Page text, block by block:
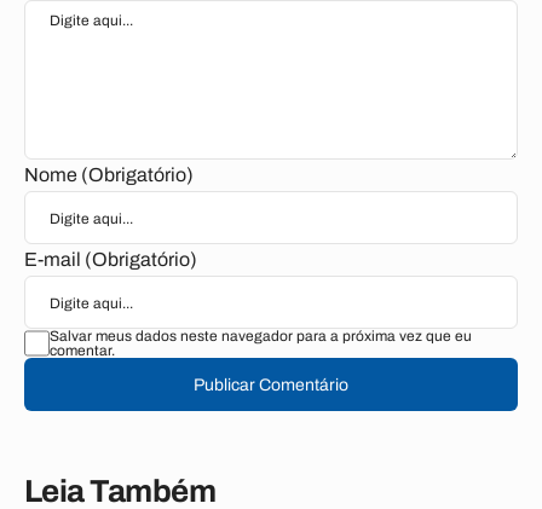
Nome (Obrigatório)
E-mail (Obrigatório)
Salvar meus dados neste navegador para a próxima vez que eu
comentar.
Publicar Comentário
Leia Também